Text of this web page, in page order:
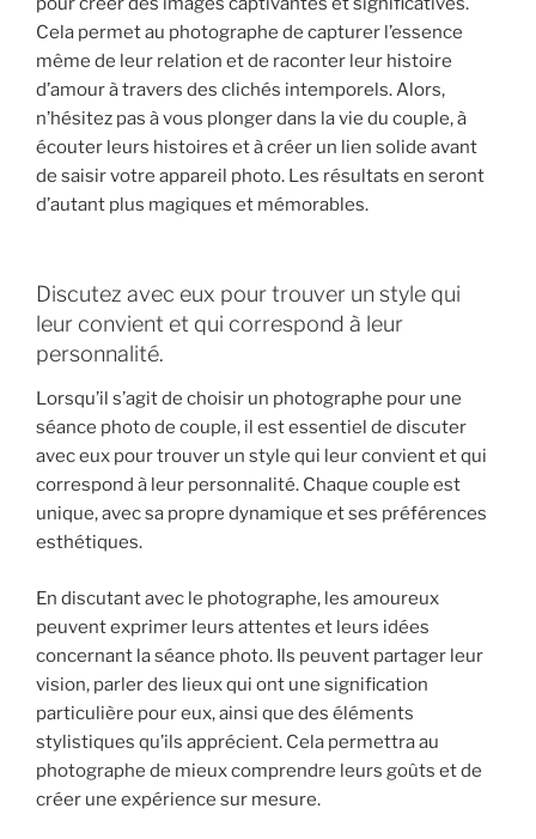
Cela permet au photographe de capturer l’essence
même de leur relation et de raconter leur histoire
d’amour à travers des clichés intemporels. Alors,
n’hésitez pas à vous plonger dans la vie du couple, à
écouter leurs histoires et à créer un lien solide avant
de saisir votre appareil photo. Les résultats en seront
d’autant plus magiques et mémorables.
Discutez avec eux pour trouver un style qui
leur convient et qui correspond à leur
personnalité.
Lorsqu’il s’agit de choisir un photographe pour une
séance photo de couple, il est essentiel de discuter
avec eux pour trouver un style qui leur convient et qui
correspond à leur personnalité. Chaque couple est
unique, avec sa propre dynamique et ses préférences
esthétiques.
En discutant avec le photographe, les amoureux
peuvent exprimer leurs attentes et leurs idées
concernant la séance photo. Ils peuvent partager leur
vision, parler des lieux qui ont une signification
particulière pour eux, ainsi que des éléments
stylistiques qu’ils apprécient. Cela permettra au
photographe de mieux comprendre leurs goûts et de
créer une expérience sur mesure.